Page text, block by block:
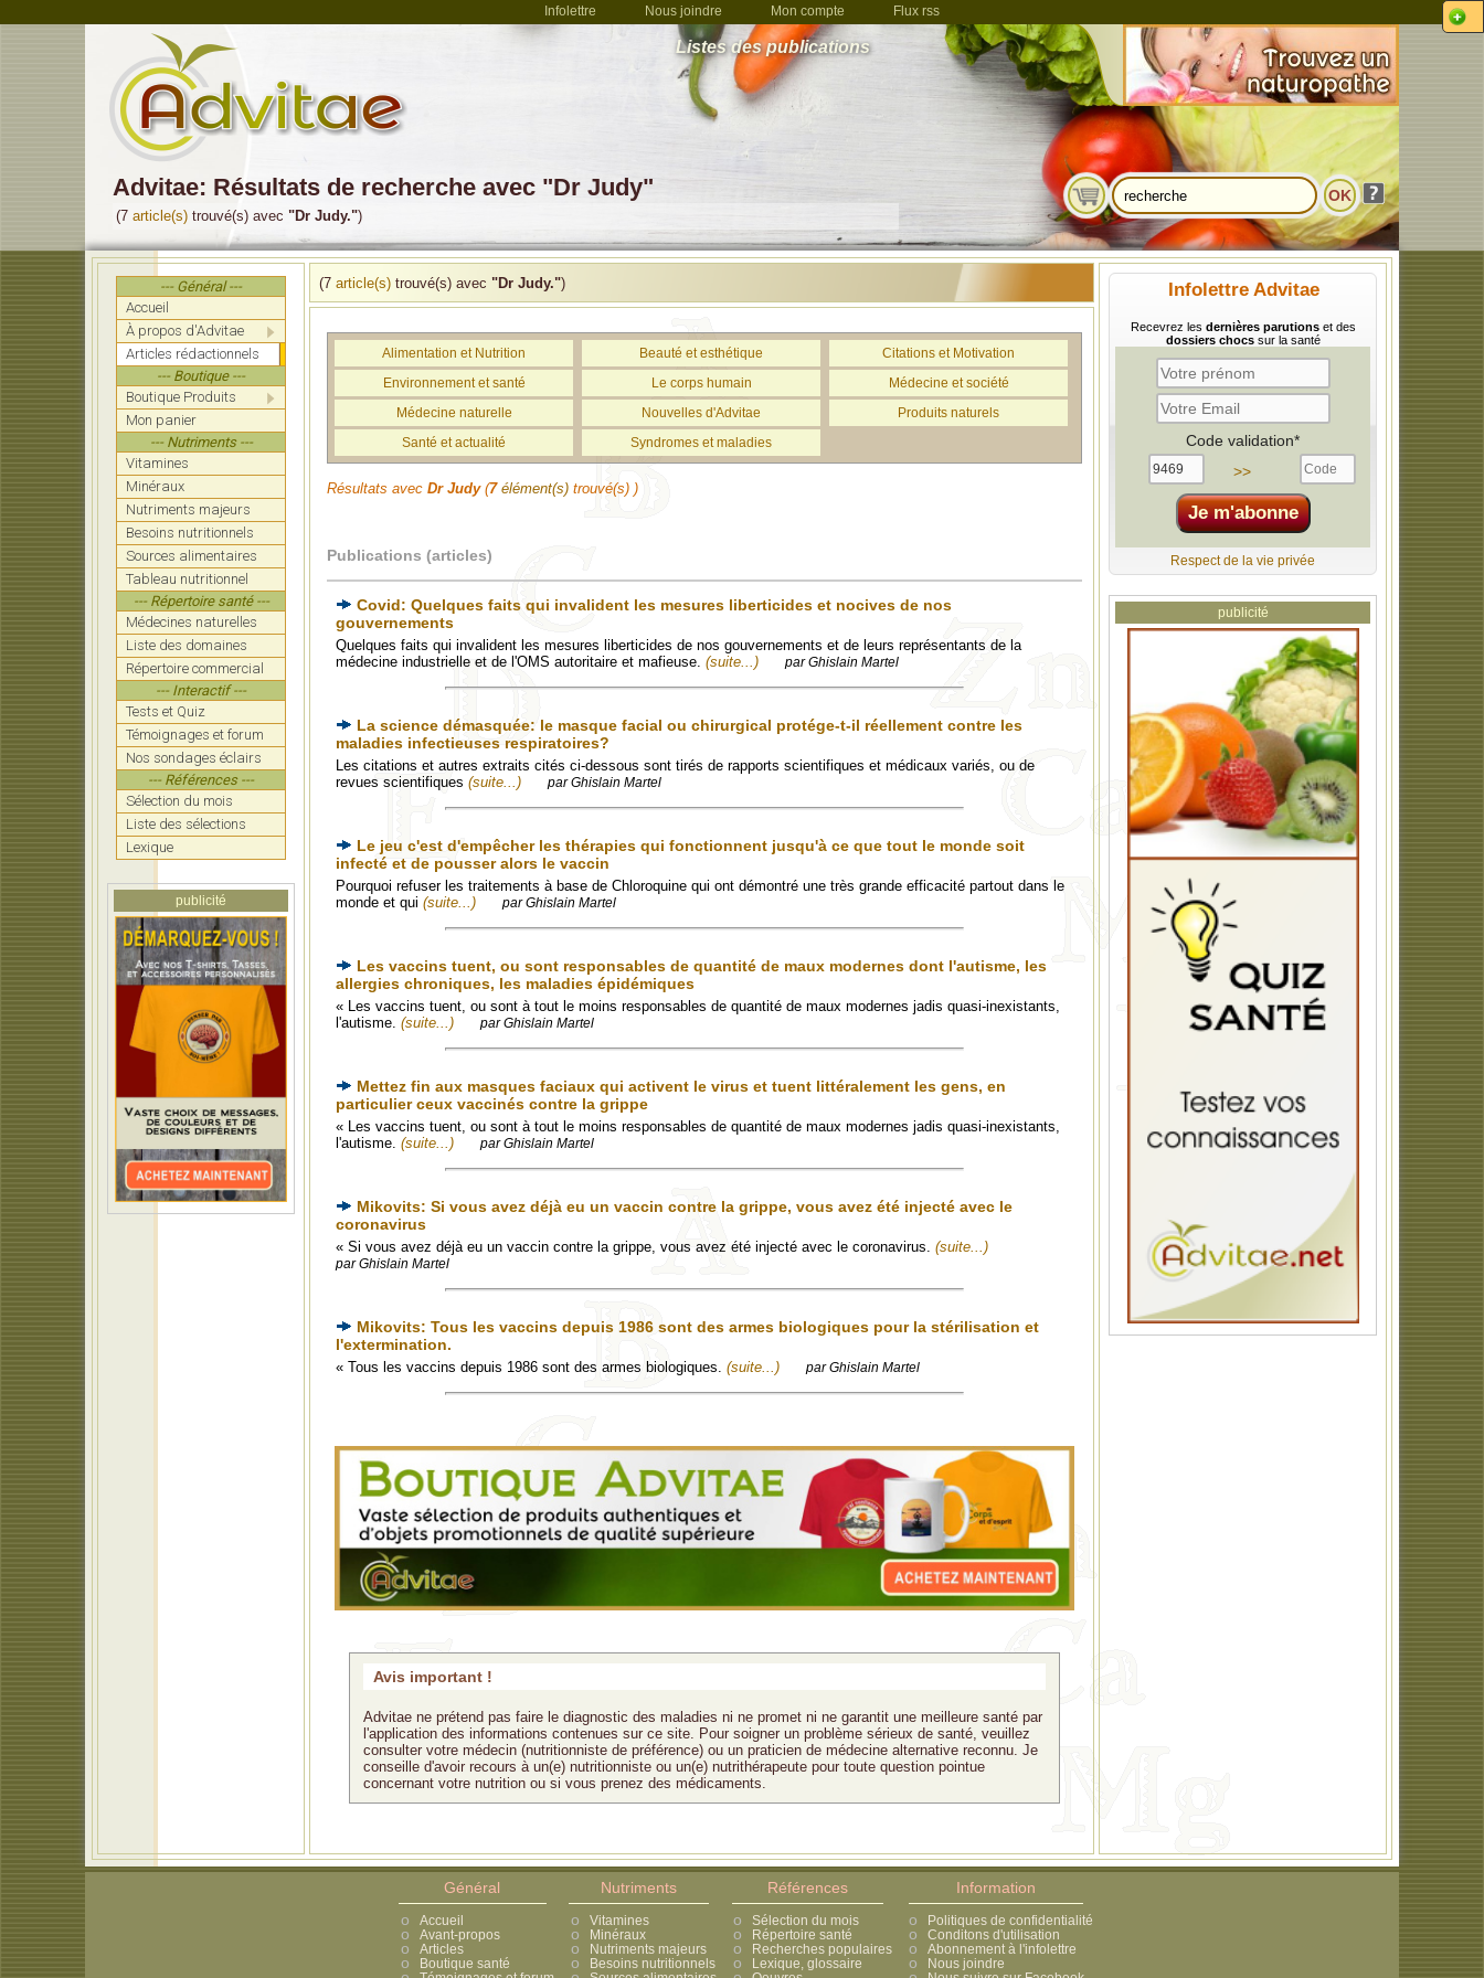
Infolettre Nous joindre Mon compte Flux rss
Listes des publications
Advitae: Résultats de recherche avec "Dr Judy"
(7 article(s) trouvé(s) avec "Dr Judy.")
--- Général ---
Accueil
À propos d'Advitae
Articles rédactionnels
--- Boutique ---
Boutique Produits
Mon panier
--- Nutriments ---
Vitamines
Minéraux
Nutriments majeurs
Besoins nutritionnels
Sources alimentaires
Tableau nutritionnel
--- Répertoire santé ---
Médecines naturelles
Liste des domaines
Répertoire commercial
--- Interactif ---
Tests et Quiz
Témoignages et forum
Nos sondages éclairs
--- Références ---
Sélection du mois
Liste des sélections
Lexique
publicité
(7 article(s) trouvé(s) avec "Dr Judy.") Infolettre Advitae
Recevrez les dernières parutionset des
dossiers chocssur la santé
Code validation*
>>
Respect de la vie privée
publicité
Alimentation et Nutrition Beauté et esthétique
Citations et Motivation
Environnement et santé
Le corps humain
Médecine et société
Médecine naturelle
Nouvelles d'Advitae
Produits naturels
Santé et actualité
Syndromes et maladies
Résultats avec Dr Judy (7 élément(s) trouvé(s) )
Publications (articles)
Covid: Quelques faits qui invalident les mesures liberticides et nocives de nos
gouvernements
Quelques faits qui invalident les mesures liberticides de nos gouvernements et de leurs représentants de la
médecine industrielle et de l'OMS autoritaire et mafieuse. (suite...) par Ghislain Martel
La science démasquée: le masque facial ou chirurgical protége-t-il réellement contre les
maladies infectieuses respiratoires?
Les citations et autres extraits cités ci-dessous sont tirés de rapports scientifiques et médicaux variés, ou de
revues scientifiques (suite...) par Ghislain Martel
Le jeu c'est d'empêcher les thérapies qui fonctionnent jusqu'à ce que tout le monde soit
infecté et de pousser alors le vaccin
Pourquoi refuser les traitements à base de Chloroquine qui ont démontré une très grande efficacité partout dans le
monde et qui (suite...) par Ghislain Martel
Les vaccins tuent, ou sont responsables de quantité de maux modernes dont l'autisme, les
allergies chroniques, les maladies épidémiques
« Les vaccins tuent, ou sont à tout le moins responsables de quantité de maux modernes jadis quasi-inexistants,
l'autisme. (suite...) par Ghislain Martel
Mettez fin aux masques faciaux qui activent le virus et tuent littéralement les gens, en
particulier ceux vaccinés contre la grippe
« Les vaccins tuent, ou sont à tout le moins responsables de quantité de maux modernes jadis quasi-inexistants,
l'autisme. (suite...) par Ghislain Martel
Mikovits: Si vous avez déjà eu un vaccin contre la grippe, vous avez été injecté avec le
coronavirus
« Si vous avez déjà eu un vaccin contre la grippe, vous avez été injecté avec le coronavirus. (suite...)
par Ghislain Martel
Mikovits: Tous les vaccins depuis 1986 sont des armes biologiques pour la stérilisation et
l'extermination.
« Tous les vaccins depuis 1986 sont des armes biologiques. (suite...) par Ghislain Martel
Avis important !
Advitae ne prétend pas faire le diagnostic des maladies ni ne promet ni ne garantit une meilleure santé par
l'application des informations contenues sur ce site. Pour soigner un problème sérieux de santé, veuillez
consulter votre médecin (nutritionniste de préférence) ou un praticien de médecine alternative reconnu. Je
conseille d'avoir recours à un(e) nutritionniste ou un(e) nutrithérapeute pour toute question pointue
concernant votre nutrition ou si vous prenez des médicaments.
Général
Accueil
Avant-propos
Articles
Boutique santé
Nutriments
Vitamines
Minéraux
Nutriments majeurs
Besoins nutritionnels
Références
Sélection du mois
Répertoire santé
Recherches populaires
Lexique, glossaire
Information
Politiques de confidentialité
Conditons d'utilisation
Abonnement à l'infolettre
Nous joindre